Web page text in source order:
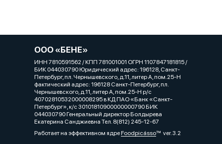
ООО «БЕНЕ»
ИНН 7810591562 / КПП 781001001 ОГРН 1107847181815 /
БИК 044030790 Юридический адрес: 196128, Санкт-
Петербург, пл. Чернышевского, д.11, литер А, пом.25-Н
фактический адрес: 196128 Санкт-Петербург, пл.
Чернышевского, д.11, литер А, пом.25-Н р/с
40702810532000008295 в КД ПАО «Банк «Санкт-
Петербург», к/с 30101810900000000790 БИК
044030790 Генеральный директор Болдырева
Екатерина Санджиевна Тел. 8(812) 245-12-67
Работает на эффективном ядреFoodpicássover. 3.2